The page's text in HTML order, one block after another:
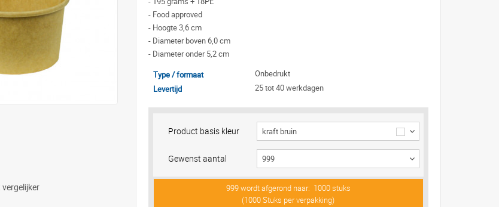
- Food approved
- Hoogte 3,6 cm
- Diameter boven 6,0 cm
- Diameter onder 5,2 cm
Type / formaat
Onbedrukt
Levertijd
25 tot 40 werkdagen
Product basis kleur kraft bruin
Gewenst aantal
999wordt afgerond naar: 1000stuks
(1000Stuks per verpakking)